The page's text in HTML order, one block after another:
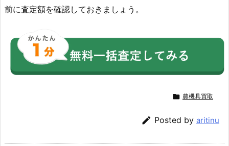
前に査定額を確認しておきましょう。
 農機具買取
 Posted by aritinu